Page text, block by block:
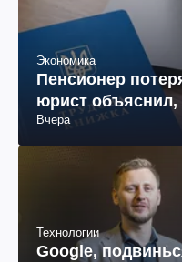
Экономика
Пенсионер
юрист объяснил,
Вчера
Технологии
Google,